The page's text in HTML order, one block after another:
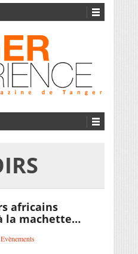
africains
la machette…
Evènements